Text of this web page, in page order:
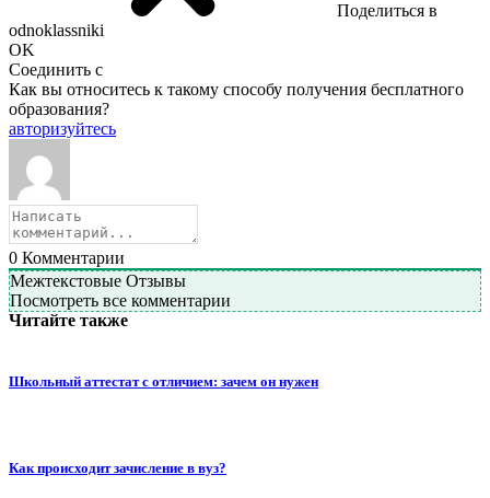
Поделиться в
odnoklassniki
OK
Соединить с
Как вы относитесь к такому способу получения бесплатного
образования?
авторизуйтесь
0 Комментарии
Межтекстовые Отзывы
Посмотреть все комментарии
Читайте также
Школьный аттестат с отличием: зачем он нужен
Как происходит зачисление в вуз?